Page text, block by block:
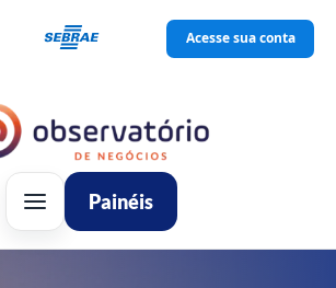
Acesse sua conta
Painéis